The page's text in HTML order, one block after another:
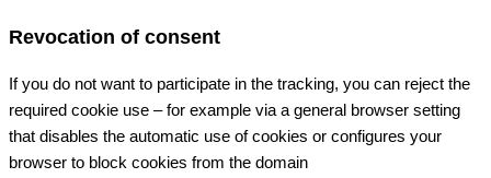
Revocation of consent
If you do not want to participate in the tracking, you can reject the
required cookie use – for example via a general browser setting
that disables the automatic use of cookies or configures your
browser to block cookies from the domain